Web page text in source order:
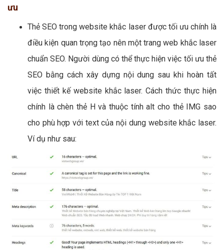
ưu
Thẻ SEO trong website khắc laser được tối ưu chính là
điều kiện quan trọng tạo nên một trang web khắc laser
chuẩn SEO. Người dùng có thể thực hiện việc tối ưu thẻ
SEO bằng cách xây dựng nội dung sau khi hoàn tất
việc thiết kế website khắc laser. Cách thức thực hiện
chính là chèn thẻ H và thuộc tính alt cho thẻ IMG sao
cho phù hợp với text của nội dung website khắc laser.
Ví dụ như sau: